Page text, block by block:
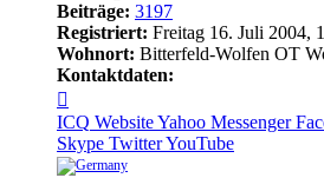
Beiträge: 3197
Registriert: Freitag 16. Juli 2004,
Wohnort: Bitterfeld-Wolfen OT
Kontaktdaten:
von
Axel
ICQ WebsiteYahoo Messenger
Skype TwitterYouTube